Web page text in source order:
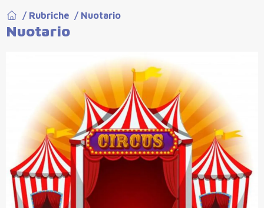
/ Rubriche / Nuotario
Nuotario